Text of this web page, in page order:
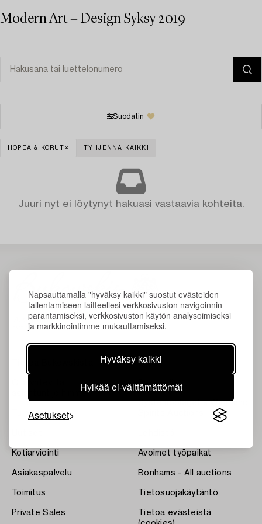
Napsauttamalla "hyväksy kaikki" suostut evästeiden
tallentamiseen laitteellesi verkkosivuston navigoinnin
parantamiseksi, verkkosivuston käytön analysoimiseksi
ja markkinointimme mukauttamiseksi.
Hyväksy kaikki
Hylkää ei-välttämättömät
Asetukset
Modern Art + Design Syksy 2019
Suodatin
HOPEA & KORUT TYHJENNÄ KAIKKI
Juuri nyt ei löytynyt hakuasi vastaavia kohteita.
Tulokset
Kotiarviointi
Asiakaspalvelu
Toimitus
Private Sales
Ehdot
Bukipedia
Systembolaget's Wine and
Avoimet työpaikat
Bonhams - All auctions
Tietosuojakäytäntö
Tietoa evästeistä